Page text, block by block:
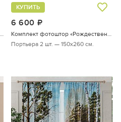
6 600
КУПИТЬ
Портьера 2 шт. — 150х260 см.